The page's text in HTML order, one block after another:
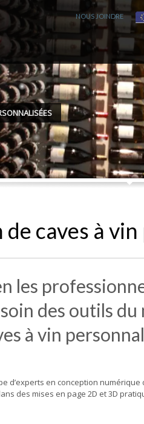
NOUS JOINDRE
caves à
les
des outils
à vin
d’experts en conception
des mises en page 2D et 3D